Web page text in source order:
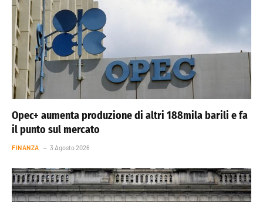
Opec+ aumenta produzione di altri 188mila barili e fa
il punto sul mercato
FINANZA 3 Agosto 2026